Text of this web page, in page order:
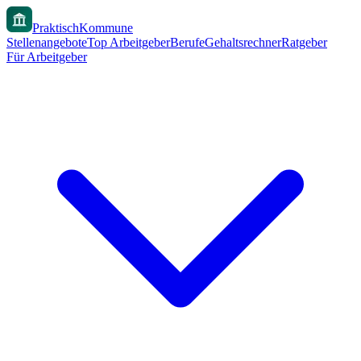
PraktischKommune
StellenangeboteTop ArbeitgeberBerufeGehaltsrechnerRatgeber
Für Arbeitgeber